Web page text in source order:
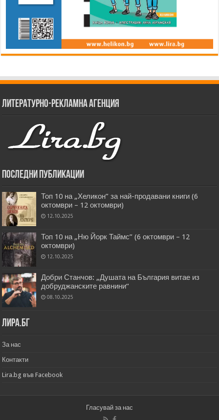
Литературно-рекламна агенция
Последни публикации
Топ 10 на „Хеликон” за най-продавани книги (6
октомври – 12 октомври)
12.10.2025
Топ 10 на „Ню Йорк Таймс” (6 октомври – 12
октомври)
12.10.2025
Добри Станчов: „Душата на България витае из
добруджанските равнини“
08.10.2025
Лира.бг
За нас
Контакти
Lira.bg във Facebook
Гласувай за нас